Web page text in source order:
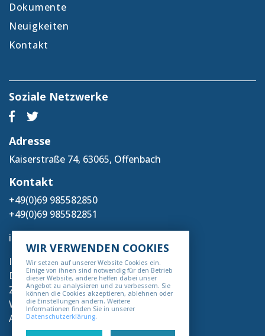
Dokumente
Neuigkeiten
Kontakt
Soziale Netzwerke
Adresse
Kaiserstraße 74, 63065, Offenbach
Kontakt
+49(0)69 985582850
+49(0)69 985582851
info@deholding.org
Impressum
Datenschutz
Zahlung & Versand
Widerrufsbelehrung
AGB
WIR VERWENDEN COOKIES
Wir setzen auf unserer Website Cookies ein.
Einige von ihnen sind notwendig für den Betrieb
dieser Website, andere helfen dabei unser
Angebot zu analysieren und zu verbessern. Sie
können die Cookies akzeptieren, ablehnen oder
die Einstellungen ändern. Weitere
Informationen finden Sie in unserer
Datenschutzerklärung.